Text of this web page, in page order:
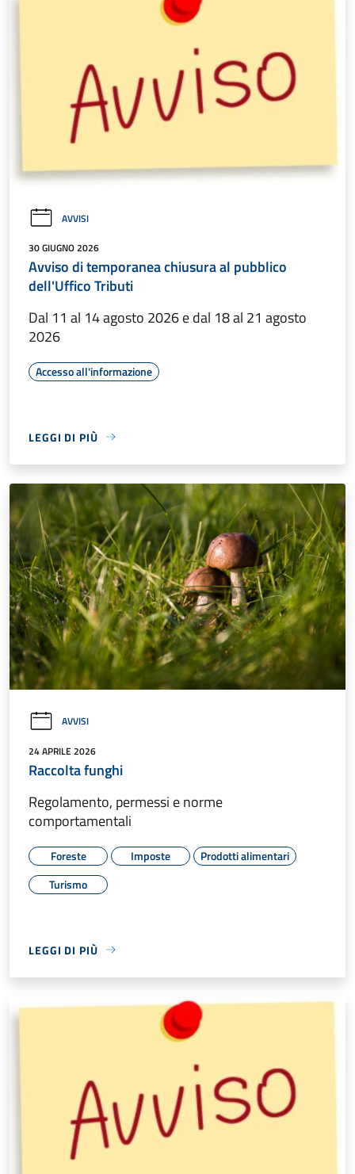
AVVISI
30 GIUGNO 2026
Avviso di temporanea chiusura al pubblico
dell'Uffico Tributi
Dal 11 al 14 agosto 2026 e dal 18 al 21 agosto
2026
Accesso all'informazione
LEGGI DI PIÙ
AVVISI
24 APRILE 2026
Raccolta funghi
Regolamento, permessi e norme
comportamentali
Foreste Imposte
Prodotti alimentari
Turismo
LEGGI DI PIÙ